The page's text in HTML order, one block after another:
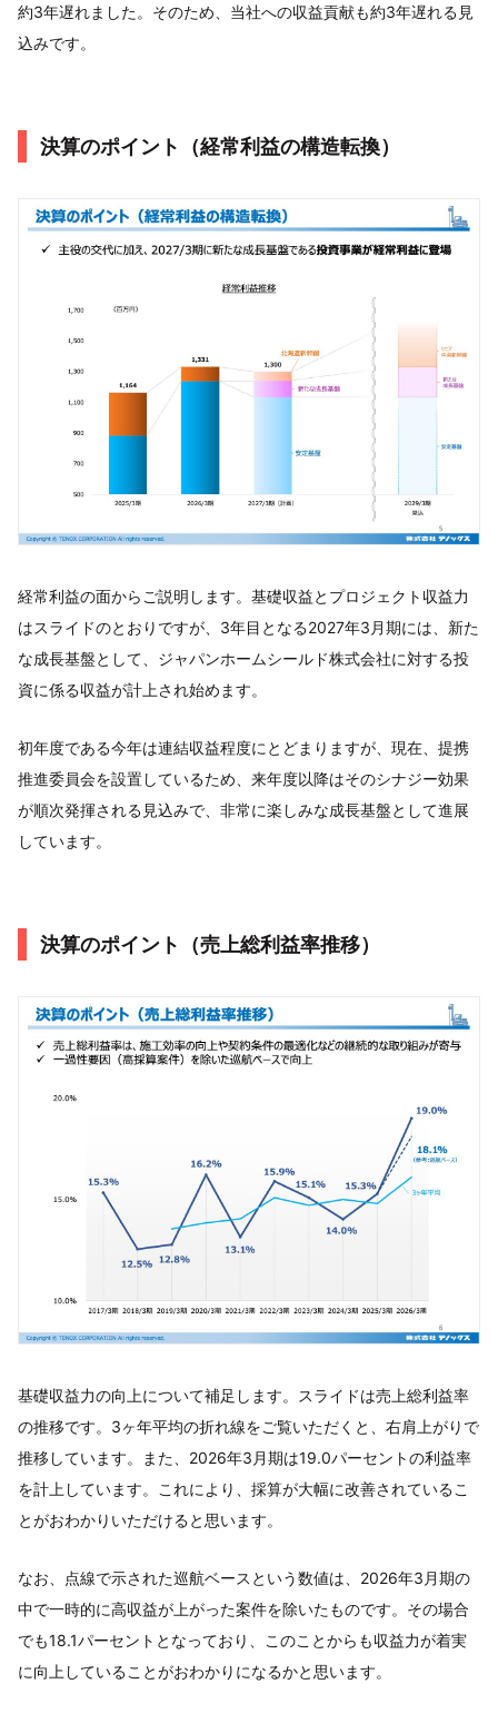
約3年遅れました。そのため、当社への収益貢献も約3年遅れる見
込みです。
決算のポイント（経常利益の構造転換）
経常利益の面からご説明します。基礎収益とプロジェクト収益力
はスライドのとおりですが、3年目となる2027年3月期には、新た
な成長基盤として、ジャパンホームシールド株式会社に対する投
資に係る収益が計上され始めます。
初年度である今年は連結収益程度にとどまりますが、現在、提携
推進委員会を設置しているため、来年度以降はそのシナジー効果
が順次発揮される見込みで、非常に楽しみな成長基盤として進展
しています。
決算のポイント（売上総利益率推移）
基礎収益力の向上について補足します。スライドは売上総利益率
の推移です。3ヶ年平均の折れ線をご覧いただくと、右肩上がりで
推移しています。また、2026年3月期は19.0パーセントの利益率
を計上しています。これにより、採算が大幅に改善されているこ
とがおわかりいただけると思います。
なお、点線で示された巡航ベースという数値は、2026年3月期の
中で一時的に高収益が上がった案件を除いたものです。その場合
でも18.1パーセントとなっており、このことからも収益力が着実
に向上していることがおわかりになるかと思います。